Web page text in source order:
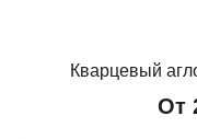
Кварцевый
От